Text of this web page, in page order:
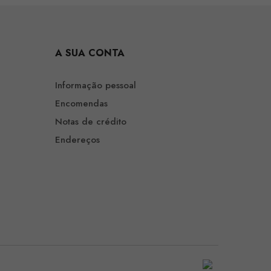
A SUA CONTA
Informação pessoal
Encomendas
Notas de crédito
Endereços